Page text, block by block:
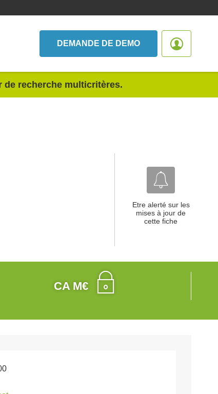
DEMANDE DE DEMO
de recherche multicritères.
Etre alerté sur les
mises à jour de
cette fiche
CA M€